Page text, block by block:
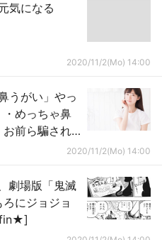
気になる
2020/11/2(Mo) 14:00
うがい」やっ
めっちゃ鼻
前ら騙され
2020/11/2(Mo) 14:00
劇場版「鬼滅
にジョジョ
.…」 [muffin★]